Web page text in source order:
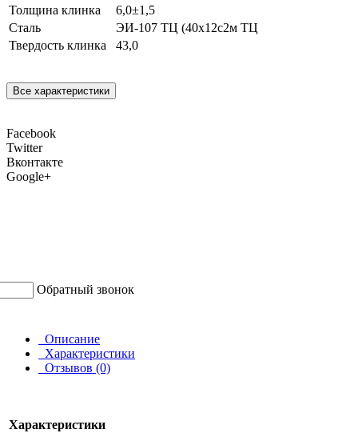
Толщина клинка
6,0±1,5
Сталь
ЭИ-107 ТЦ (40х12с2м ТЦ
Твердость клинка
43,0
Все характеристики
Facebook
Twitter
Вконтакте
Google+
Обратный звонок
Описание
Характеристики
Отзывов (0)
Характеристики